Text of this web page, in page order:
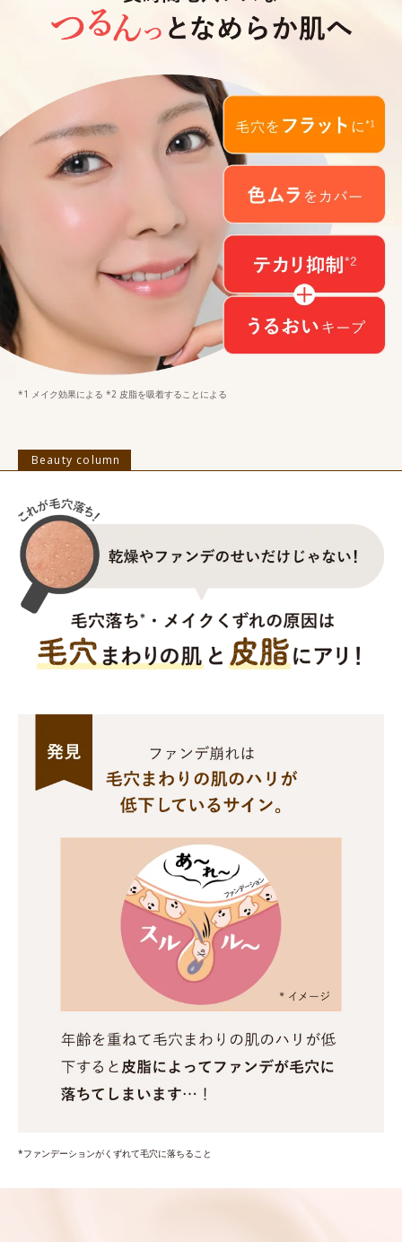
*1 メイク効果による *2 皮脂を吸着することによる
Beauty column
*ファンデーションがくずれて毛穴に落ちること